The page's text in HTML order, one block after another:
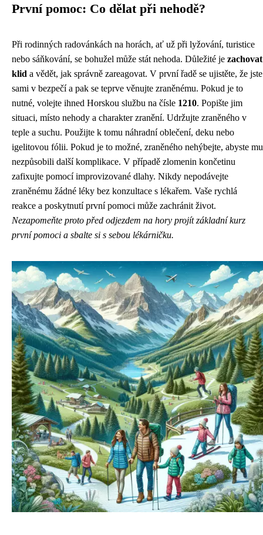
První pomoc: Co dělat při nehodě?
Při rodinných radovánkách na horách, ať už při lyžování, turistice
nebo sáňkování, se bohužel může stát nehoda. Důležité je zachovat
klid a vědět, jak správně zareagovat. V první řadě se ujistěte, že jste
sami v bezpečí a pak se teprve věnujte zraněnému. Pokud je to
nutné, volejte ihned Horskou službu na čísle 1210. Popište jim
situaci, místo nehody a charakter zranění. Udržujte zraněného v
teple a suchu. Použijte k tomu náhradní oblečení, deku nebo
igelitovou fólii. Pokud je to možné, zraněného nehýbejte, abyste mu
nezpůsobili další komplikace. V případě zlomenin končetinu
zafixujte pomocí improvizované dlahy. Nikdy nepodávejte
zraněnému žádné léky bez konzultace s lékařem. Vaše rychlá
reakce a poskytnutí první pomoci může zachránit život.
Nezapomeňte proto před odjezdem na hory projít základní kurz
první pomoci a sbalte si s sebou lékárničku.